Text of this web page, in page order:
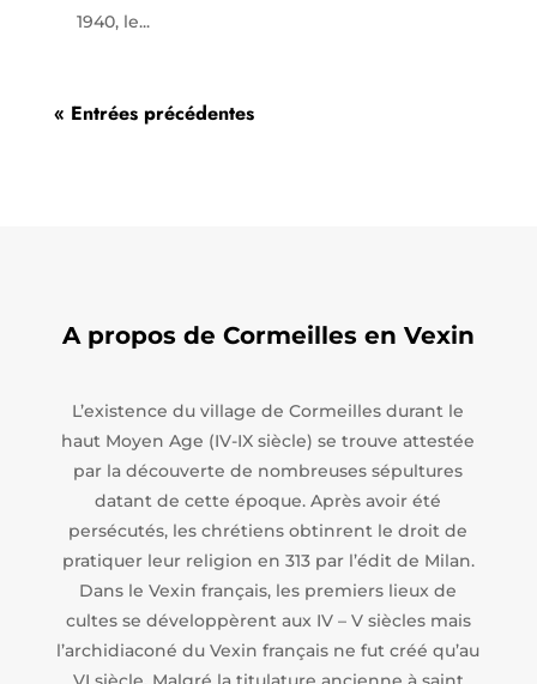
1940, le...
« Entrées précédentes
A propos de Cormeilles en Vexin
L’existence du village de Cormeilles durant le
haut Moyen Age (IV-IX siècle) se trouve attestée
par la découverte de nombreuses sépultures
datant de cette époque. Après avoir été
persécutés, les chrétiens obtinrent le droit de
pratiquer leur religion en 313 par l’édit de Milan.
Dans le Vexin français, les premiers lieux de
cultes se développèrent aux IV – V siècles mais
l’archidiaconé du Vexin français ne fut créé qu’au